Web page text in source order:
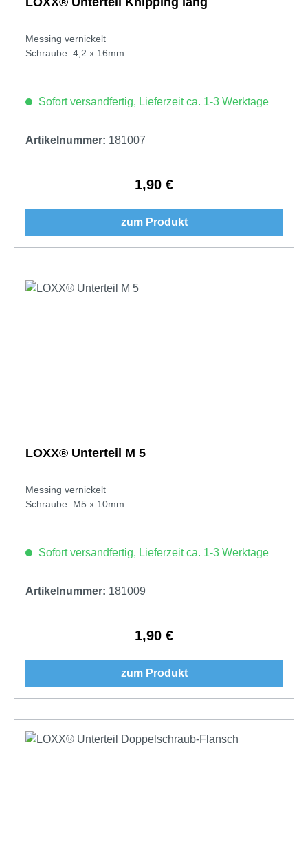
Messing vernickelt
Schraube: 4,2 x 16mm
Sofort versandfertig, Lieferzeit ca. 1-3 Werktage
Artikelnummer: 181007
Regulärer Preis:
1,90 €
zum Produkt
LOXX® Unterteil M 5
Messing vernickelt
Schraube: M5 x 10mm
Sofort versandfertig, Lieferzeit ca. 1-3 Werktage
Artikelnummer: 181009
Regulärer Preis:
1,90 €
zum Produkt